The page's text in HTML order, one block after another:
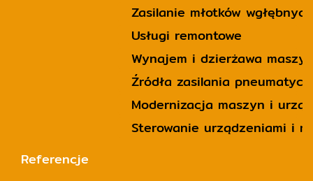
Zasilanie młotków wgłębnych
Usługi remontowe
Wynajem i dzierżawa maszyn
Źródła zasilania
Modernizacja maszyn i
Sterowanie urządzeniami i
Referencje